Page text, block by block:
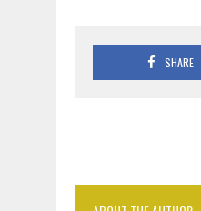
SHARE